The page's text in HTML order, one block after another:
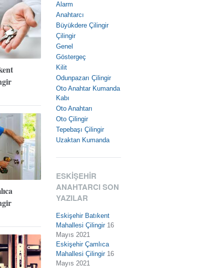
Alarm
Anahtarcı
Büyükdere Çilingir
Çilingir
Genel
Göstergeç
Kilit
Odunpazarı Çilingir
Oto Anahtar Kumanda
Kabı
Oto Anahtarı
Oto Çilingir
Tepebaşı Çilingir
Uzaktan Kumanda
ESKIŞEHIR
ANAHTARCI SON
YAZILAR
Eskişehir Batıkent
Mahallesi Çilingir 16
Mayıs 2021
Eskişehir Çamlıca
Mahallesi Çilingir 16
Mayıs 2021